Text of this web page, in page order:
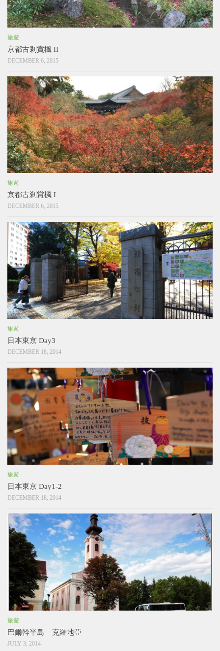
旅遊
京都古剎賞楓 II
DECEMBER 6, 2015
旅遊
京都古剎賞楓 I
DECEMBER 6, 2015
旅遊
日本東京 Day3
DECEMBER 18, 2014
旅遊
日本東京 Day1-2
DECEMBER 18, 2014
旅遊
巴爾幹半島 – 克羅地亞
JULY 3, 2014